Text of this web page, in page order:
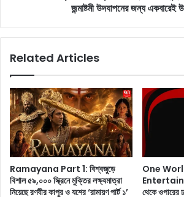
প
ও
তে
ক
ম
ঘু
মো
ন
?
সা
:
দ্রু
ত
এ
বং
সু
দু
মি
জন্মাষ্টমী উদযাপনের জন্য
Related Articles
Ramayana Part 1: বিশ্বজুড়ে
বিশাল ৫৯,০০০ স্ক্রিনে মুক্তির লক্ষ্যমাত্রা
নিয়েছে রণবীর কাপুর ও যশের ‘রামায়ণ পার্ট ১’
One
থেকে ওপারের